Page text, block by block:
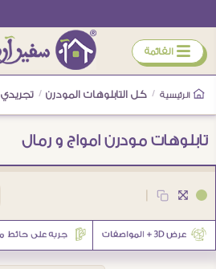
ÿ القائمة
الرئيسية / كل التابلوهات المودرن / تجريدي
تابلوهات مودرن امواج و رمال